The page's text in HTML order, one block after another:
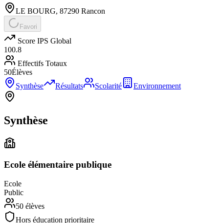
LE BOURG, 87290 Rancon
Favori
Score IPS Global
100.8
Effectifs Totaux
50Élèves
Synthèse
Résultats Scolarité Environnement
Synthèse
Ecole élémentaire publique
Ecole
Public
50 élèves
Hors éducation prioritaire